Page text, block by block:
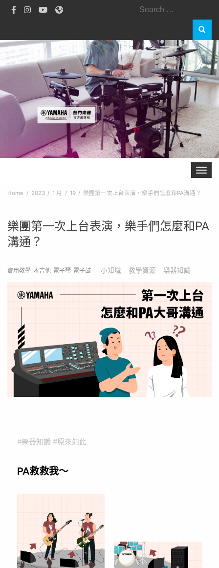
Toggle
Home 2023 1 月 19 樂團第一次上台表演，樂手們怎麼和PA溝通？
樂團第一次上台表演，樂手們怎麼和PA
溝通？
實用教學 木吉他 電子琴 電子鼓 小知識 教學資源 樂器知識
#樂器知識 #原來如此
PA救救我～